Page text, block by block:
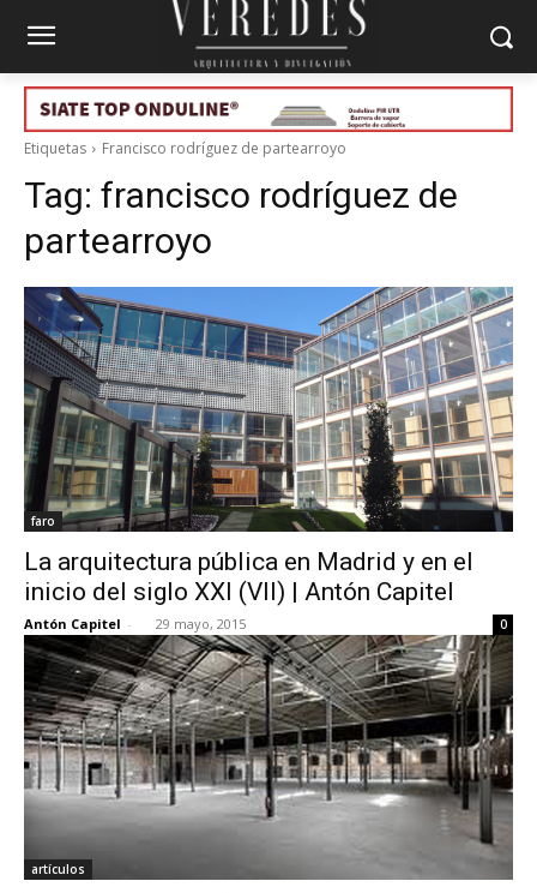
Etiquetas Francisco rodríguez de partearroyo
Tag: francisco rodríguez de
partearroyo
faro
La arquitectura pública en Madrid y en el
inicio del siglo XXI (VII) | Antón Capitel
Antón Capitel - 29 mayo, 2015 0
artículos